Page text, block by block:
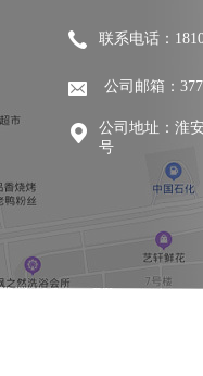
公司地址：淮
号
联系电话：
公司邮箱：